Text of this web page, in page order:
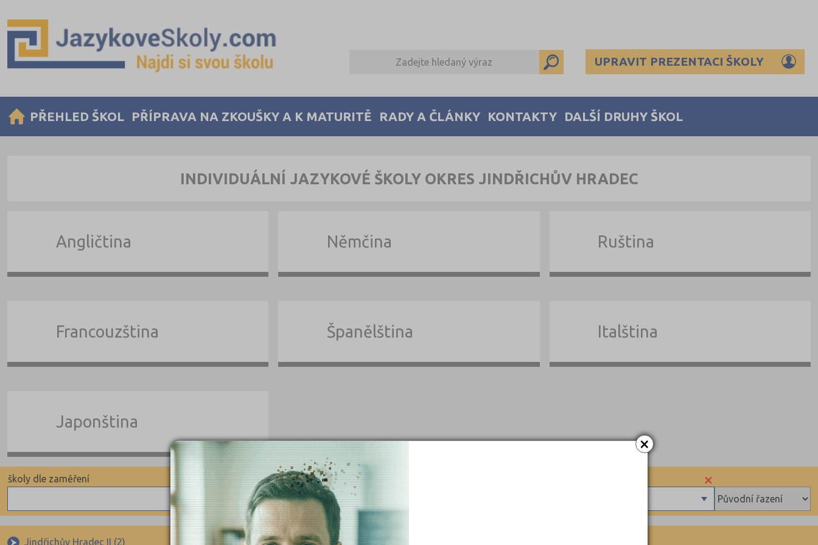
×
UPRAVIT PREZENTACI ŠKOLY
PŘEHLED ŠKOL PŘÍPRAVA NA ZKOUŠKY A K MATURITĚ RADY A ČLÁNKY KONTAKTY DALŠÍ DRUHY ŠKOL
INDIVIDUÁLNÍ JAZYKOVÉ ŠKOLY OKRES JINDŘICHŮV HRADEC
Angličtina Němčina Ruština
Francouzština Španělština Italština
Japonština
×
Individuální
školy dle typu
Pomaturitní
Individuální
školy dle zaměření
Němčina
Jindřichův Hradec II (2)